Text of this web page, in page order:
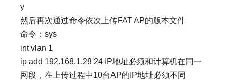
y
然后再次通过命令依次上传FAT AP的版本文件
命令：sys
int vlan 1
ip add 192.168.1.28 24 IP地址必须和计算机在同一
网段，在上传过程中10台AP的IP地址必须不同